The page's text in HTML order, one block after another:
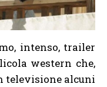
intenso, trailer
western che,
televisione alcuni